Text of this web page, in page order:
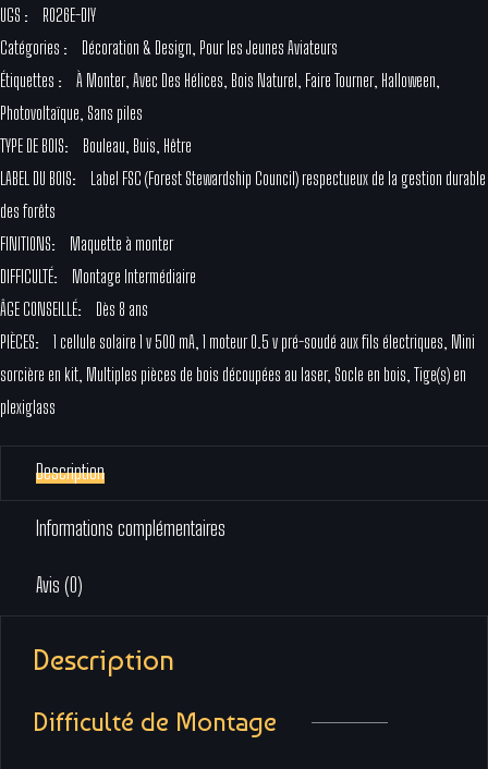
UGS :
R026E-DIY
Catégories :
Décoration & Design, Pour les Jeunes Aviateurs
Étiquettes :
À Monter, Avec Des Hélices, Bois Naturel , Faire Tourner, Halloween,
Photovoltaïque, Sans piles
TYPE DE BOIS:
Bouleau, Buis, Hêtre
LABEL DU BOIS:
Label FSC (Forest Stewardship Council) respectueux de la gestion durable
des forêts
FINITIONS:
Maquette à monter
DIFFICULTÉ:
Montage Intermédiaire
ÂGE CONSEILLÉ:
Dès 8 ans
PIÈCES:
1 cellule solaire 1 v 500 mA, 1 moteur 0.5 v pré-soudé aux fils électriques, Mini
sorcière en kit, Multiples pièces de bois découpées au laser, Socle en bois, Tige(s) en
plexiglass
Description
Informations complémentaires
Avis (0)
Description
Difficulté de Montage